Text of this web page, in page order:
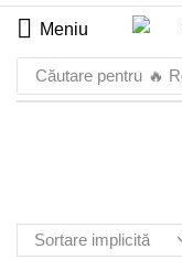
Meniu
Căutare pentru 🔥